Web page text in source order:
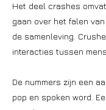
Het deel crashes
gaan over het falen
de samenleving.
interacties tussen
De nummers zijn een
pop en spoken word.